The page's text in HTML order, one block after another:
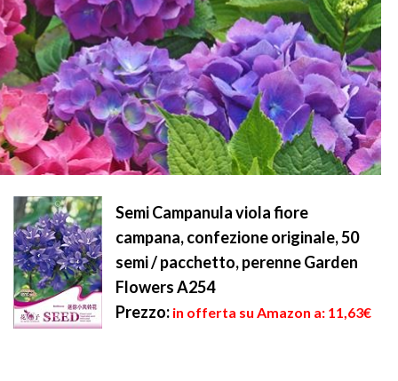
Semi Campanula viola fiore
campana, confezione originale, 50
semi / pacchetto, perenne Garden
Flowers A254
Prezzo: in offerta su Amazon a: 11,63€